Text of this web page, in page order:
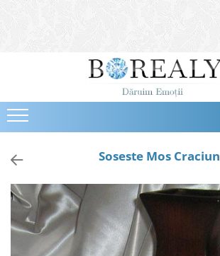
Bijuterii
Cercei
Bratari
Coliere
Brose
Tiare
Destinatari
Bijuterii Femei
Soseste Mos Craciun